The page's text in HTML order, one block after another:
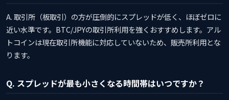
A. 取引所（板取引）の方が圧倒的にスプレッドが低く、ほぼゼロに
近い水準です。BTC/JPYの取引所利用を強くおすすめします。アル
トコインは現在取引所機能に対応していないため、販売所利用とな
ります。
Q. スプレッドが最も小さくなる時間帯はいつですか？